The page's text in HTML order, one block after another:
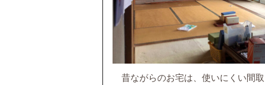
昔ながらのお宅は、使いにくい間取